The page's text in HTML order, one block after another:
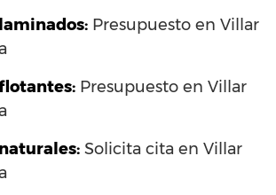
: Presupuesto en Villar
Presupuesto en Villar
Solicita cita en Villar